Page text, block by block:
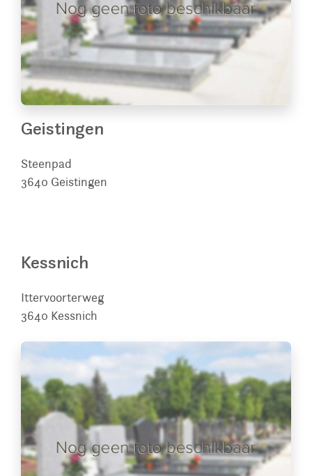
Geistingen
Steenpad
3640 Geistingen
Kessnich
Ittervoorterweg
3640 Kessnich